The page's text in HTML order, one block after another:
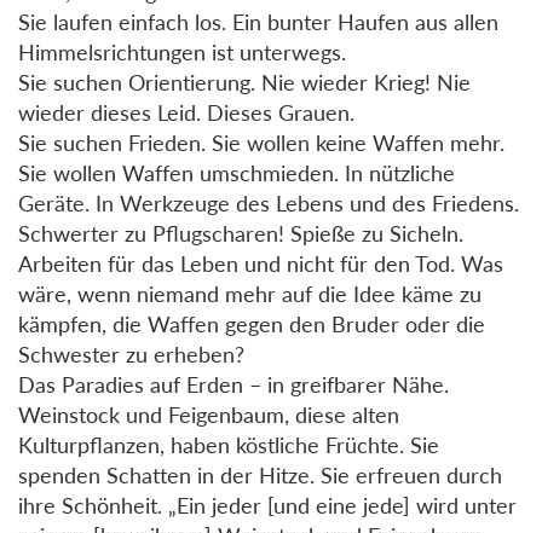
Sie laufen einfach los. Ein bunter Haufen aus allen
Himmelsrichtungen ist unterwegs.
Sie suchen Orientierung. Nie wieder Krieg! Nie
wieder dieses Leid. Dieses Grauen.
Sie suchen Frieden. Sie wollen keine Waffen mehr.
Sie wollen Waffen umschmieden. In nützliche
Geräte. In Werkzeuge des Lebens und des Friedens.
Schwerter zu Pflugscharen! Spieße zu Sicheln.
Arbeiten für das Leben und nicht für den Tod. Was
wäre, wenn niemand mehr auf die Idee käme zu
kämpfen, die Waffen gegen den Bruder oder die
Schwester zu erheben?
Das Paradies auf Erden – in greifbarer Nähe.
Weinstock und Feigenbaum, diese alten
Kulturpflanzen, haben köstliche Früchte. Sie
spenden Schatten in der Hitze. Sie erfreuen durch
ihre Schönheit. „Ein jeder [und eine jede] wird unter